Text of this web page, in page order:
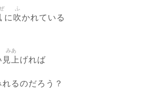
に吹
ふ
かれている
見上
みあ
げれば
れるのだろう？